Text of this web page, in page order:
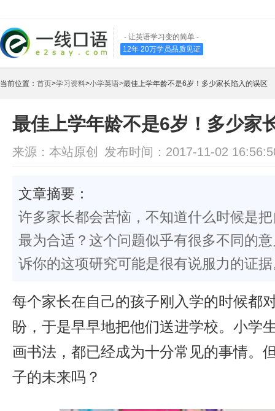
- 让英语学习变的简单 -
12年 20万学员品质见证
当前位置： 首页>学习资料>小学英语>最佳上学年龄不是6岁！多少家长陷入的误区
最佳上学年龄不是6岁！多少家
来源：本站原创 发布时间：2017-11-02
文章摘要：
许多家长都会苦恼，不知道什么时候是
最为合适？这个问题似乎有很多不同的
诉你的这项研究可能是很有说服力的证
每个家长在自己的孩子刚入学的时候都
盼，于是早早地把他们送进学校。小学
画书法，都已经成为十分常见的事情。
子的未来吗？